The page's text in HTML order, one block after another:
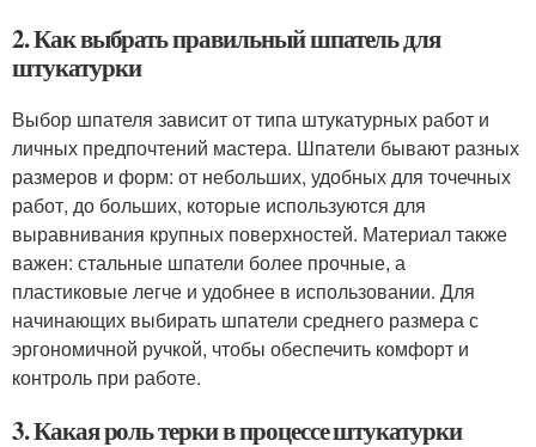
2. Как выбрать правильный шпатель для
штукатурки
Выбор шпателя зависит от типа штукатурных работ и
личных предпочтений мастера. Шпатели бывают разных
размеров и форм: от небольших, удобных для точечных
работ, до больших, которые используются для
выравнивания крупных поверхностей. Материал также
важен: стальные шпатели более прочные, а
пластиковые легче и удобнее в использовании. Для
начинающих выбирать шпатели среднего размера с
эргономичной ручкой, чтобы обеспечить комфорт и
контроль при работе.
3. Какая роль терки в процессе штукатурки